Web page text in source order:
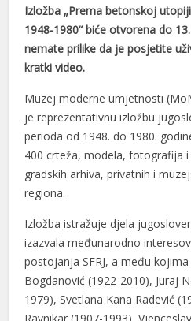
Izložba „Prema betonskoj
1948-1980“ biće otvorena do
nemate prilike da je posjetite
kratki video.
Muzej moderne umjetnosti
je reprezentativnu izložbu
perioda od 1948. do 1980.
400 crteža, modela, fotografija
gradskih arhiva, privatnih i
regiona.
Izložba istražuje djela
izazvala međunarodno
postojanja SFRJ, a među
Bogdanović (1922-2010), Juraj
1979), Svetlana Kana Radević